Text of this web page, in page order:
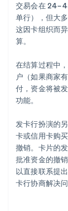
交易会在
单行），但大
这因卡组织而
算。
在结算过程中
户（如果商家
付，资金将被
功能。
发卡行扮演的
卡或信用卡购
撤销。卡片的
批准资金的撤
以直接联系提
卡行协商解决问
阿联酋
English
爱尔兰
爱沙尼亚
English
奥地利
Deutsch
澳大利亚
English
巴西